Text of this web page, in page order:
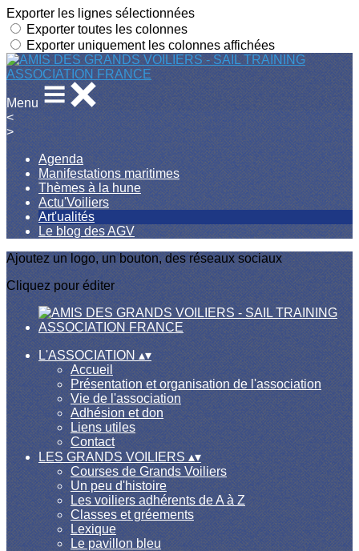
Exporter les lignes sélectionnées
Exporter toutes les colonnes
Exporter uniquement les colonnes affichées
Menu
<
>
Agenda
Manifestations maritimes
Thèmes à la hune
Actu'Voiliers
Art'ualités
Le blog des AGV
Ajoutez un logo, un bouton, des réseaux sociaux
Cliquez pour éditer
L'ASSOCIATION▴▾
Accueil
Présentation et organisation de l'association
Vie de l'association
Adhésion et don
Liens utiles
Contact
LES GRANDS VOILIERS▴▾
Courses de Grands Voiliers
Un peu d'histoire
Les voiliers adhérents de A à Z
Classes et gréements
Lexique
Le pavillon bleu